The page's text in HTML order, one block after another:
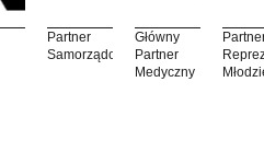
Partner
Samorządowy
Główny
Partner
Medyczny